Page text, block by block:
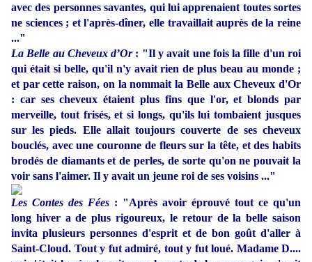
avec des personnes savantes, qui lui apprenaient toutes sortes
ne sciences ; et l'après-dîner, elle travaillait auprès de la reine
..."
La Belle au Cheveux d’Or: "Il y avait une fois la fille d'un roi
qui était si belle, qu'il n'y avait rien de plus beau au monde ;
et par cette raison, on la nommait la Belle aux Cheveux d'Or
: car ses cheveux étaient plus fins que l'or, et blonds par
merveille, tout frisés, et si longs, qu'ils lui tombaient jusques
sur les pieds. Elle allait toujours couverte de ses cheveux
bouclés, avec une couronne de fleurs sur la tête, et des habits
brodés de diamants et de perles, de sorte qu'on ne pouvait la
voir sans l'aimer. Il y avait un jeune roi de ses voisins ..."
Les Contes des Fées : "Après avoir éprouvé tout ce qu'un
long hiver a de plus rigoureux, le retour de la belle saison
invita plusieurs personnes d'esprit et de bon goût d'aller à
Saint-Cloud. Tout y fut admiré, tout y fut loué. Madame D....